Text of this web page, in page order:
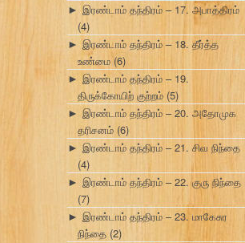
► இரண்டாம் தந்திரம் – 17. அபாத்திரம்
(4)
► இரண்டாம் தந்திரம் – 18. தீர்த்த
உண்மை (6)
► இரண்டாம் தந்திரம் – 19.
திருக்கோயிற் குற்றம் (5)
► இரண்டாம் தந்திரம் – 20. அதோமுக
தரிசனம் (6)
► இரண்டாம் தந்திரம் – 21. சிவ நிந்தை
(4)
► இரண்டாம் தந்திரம் – 22. குரு நிந்தை
(7)
► இரண்டாம் தந்திரம் – 23. மாகேசுர
நிந்தை (2)